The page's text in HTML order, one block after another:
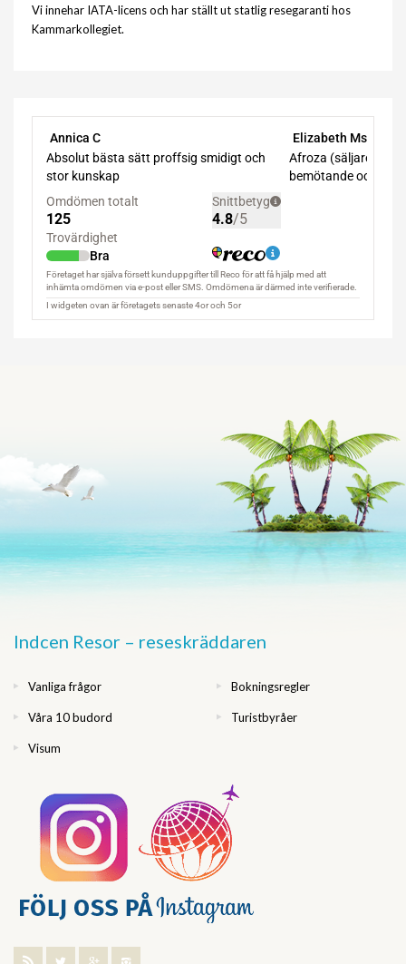
Vi innehar IATA-licens och har ställt ut statlig resegaranti hos
Kammarkollegiet.
Indcen Resor – reseskräddaren
Vanliga frågor Bokningsregler
Våra 10 budord Turistbyråer
Visum